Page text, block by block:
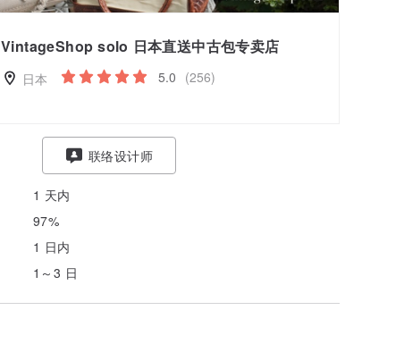
VintageShop solo 日本直送中古包专卖店
日本 5.0 (256)
联络设计师
1 天内
97%
1 日内
1～3 日